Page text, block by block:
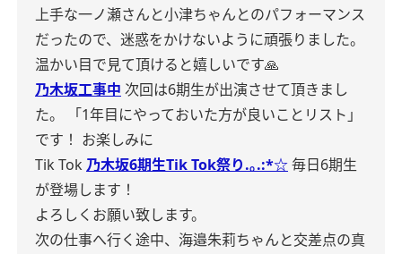
上手な一ノ瀬さんと小津ちゃんとのパフォーマンス
だったので、迷惑をかけないように頑張りました。
温かい目で見て頂けると嬉しいです🙏
乃木坂工事中 次回は6期生が出演させて頂きまし
た。
「1年目にやっておいた方が良いことリスト」
です！ お楽しみに
Tik Tok 乃木坂6期生Tik Tok祭り.｡.:*☆毎日6期生
が登場します！
よろしくお願い致します。
次の仕事へ行く途中、海邉朱莉ちゃんと交差点の真